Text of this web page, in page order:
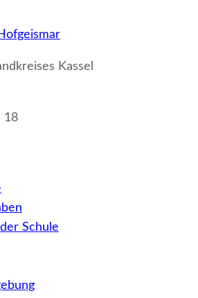
Kassel
18
Schule